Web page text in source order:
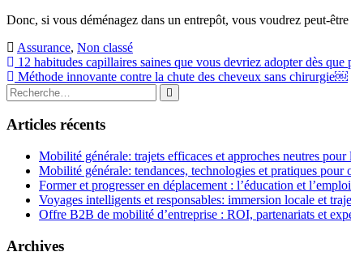
Donc, si vous déménagez dans un entrepôt, vous voudrez peut-
Assurance, Non classé
Navigation
de
l’article
12 habitudes capillaires saines que vous devriez adopter dès
Méthode innovante contre la chute des cheveux sans chirurgie￼
Rechercher
:
Rechercher
Articles récents
Mobilité générale: trajets efficaces et approches neutres pour
Mobilité générale: tendances, technologies et pratiques pour
Former et progresser en déplacement : l’éducation et
Voyages intelligents et responsables: immersion locale et
Offre B2B de mobilité d’entreprise : ROI, partenariats et
Archives